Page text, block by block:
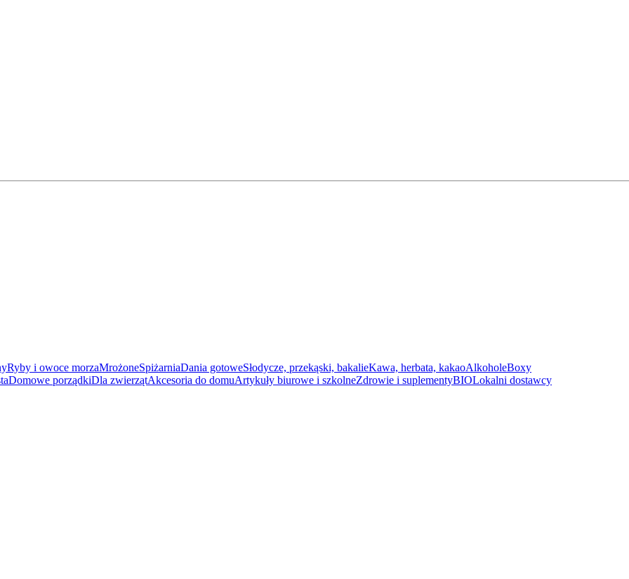
Ryby i owoce morzaMrożoneSpiżarniaDania gotoweSłodycze, przekąski, bakalieKawa, herbata, kakaoAlkoholeBoxy
Domowe porządkiDla zwierzątAkcesoria do domuArtykuły biurowe i szkolneZdrowie i suplementyBIOLokalni dostawcy